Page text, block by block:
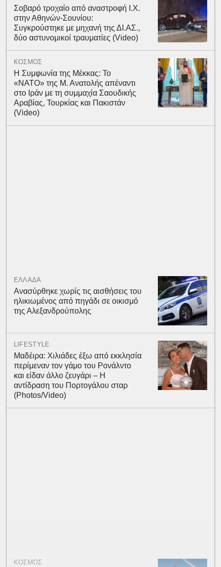
Σοβαρό τροχαίο από αναστροφή Ι.Χ.
στην Αθηνών-Σουνίου:
Συγκρούστηκε με μηχανή της ΔΙ.ΑΣ.,
δύο αστυνομικοί τραυματίες (Video)
ΚΟΣΜΟΣ
Η Συμφωνία της Μέκκας: Το
«ΝΑΤΟ» της Μ. Ανατολής απέναντι
στο Ιράν με τη συμμαχία Σαουδικής
Αραβίας, Τουρκίας και Πακιστάν
(Video)
ΕΛΛΑΔΑ
Ανασύρθηκε χωρίς τις αισθήσεις του
ηλικιωμένος από πηγάδι σε οικισμό
της Αλεξανδρούπολης
LIFESTYLE
Μαδέιρα: Χιλιάδες έξω από εκκλησία
περίμεναν τον γάμο του Ρονάλντο
και είδαν άλλο ζευγάρι – Η
αντίδραση του Πορτογάλου σταρ
(Photos/Video)
ΚΟΣΜΟΣ